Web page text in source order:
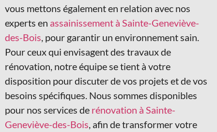
vous mettons également en relation avec nos
experts en assainissement à Sainte-Geneviève-
des-Bois , pour garantir un environnement sain.
Pour ceux qui envisagent des travaux de
rénovation, notre équipe se tient à votre
disposition pour discuter de vos projets et de vos
besoins spécifiques. Nous sommes disponibles
pour nos services de rénovation à Sainte-
Geneviève-des-Bois , afin de transformer votre